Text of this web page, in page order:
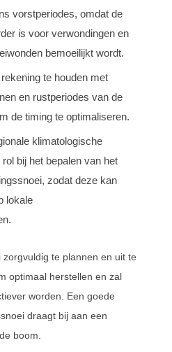
vorstperiodes, omdat de
is voor verwondingen en
bemoeilijkt wordt.
te houden met
en rustperiodes van de
de timing te optimaliseren.
klimatologische
bij het bepalen van het
zodat deze kan
lokale
te plannen en uit te
optimaal herstellen en zal
worden. Een goede
draagt bij aan een
boom.